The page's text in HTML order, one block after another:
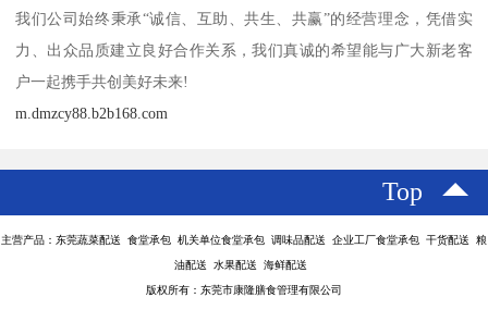
我们公司始终秉承“诚信、互助、共生、共赢”的经营理念，凭借实
力、出众品质建立良好合作关系，我们真诚的希望能与广大新老客
户一起携手共创美好未来!
m.dmzcy88.b2b168.com
Top
主营产品：东莞蔬菜配送 食堂承包 机关单位食堂承包 调味品配送 企业工厂食堂承包 干货配送 粮
油配送 水果配送 海鲜配送
版权所有：东莞市康隆膳食管理有限公司